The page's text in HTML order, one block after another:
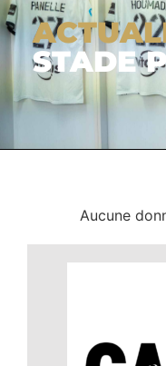
STADE
Aucune